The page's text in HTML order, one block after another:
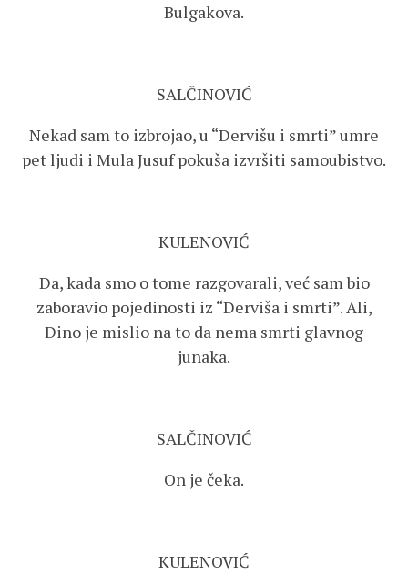
Bulgakova.
SALČINOVIĆ
Nekad sam to izbrojao, u “Dervišu i smrti” umre
pet ljudi i Mula Jusuf pokuša izvršiti samoubistvo.
KULENOVIĆ
Da, kada smo o tome razgovarali, već sam bio
zaboravio pojedinosti iz “Derviša i smrti”. Ali,
Dino je mislio na to da nema smrti glavnog
junaka.
SALČINOVIĆ
On je čeka.
KULENOVIĆ